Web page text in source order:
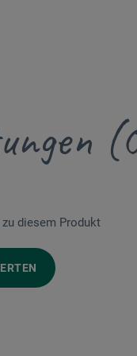
diesem Produkt